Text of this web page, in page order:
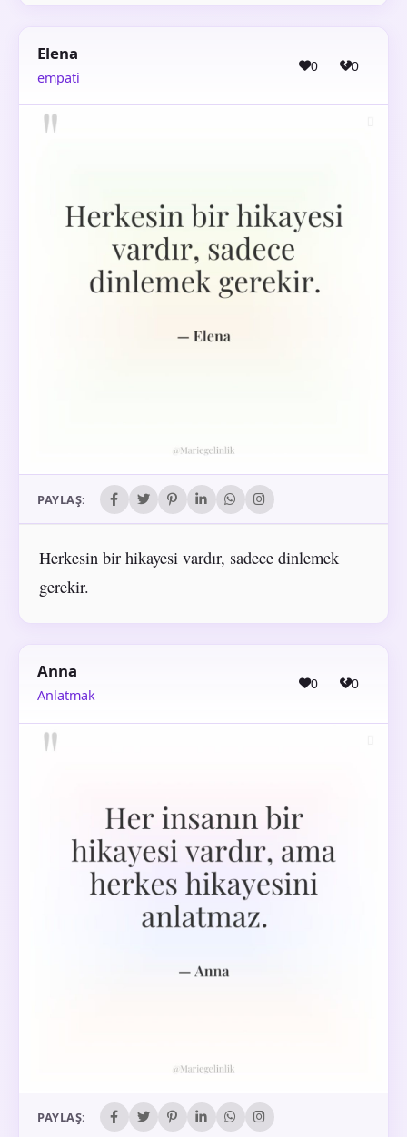
Elena
empati
0 0
PAYLAŞ:
Herkesin bir hikayesi vardır, sadece dinlemek
gerekir.
Anna
Anlatmak
0 0
PAYLAŞ: